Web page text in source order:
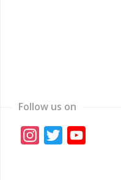
Follow us on
Instagram
Twitter